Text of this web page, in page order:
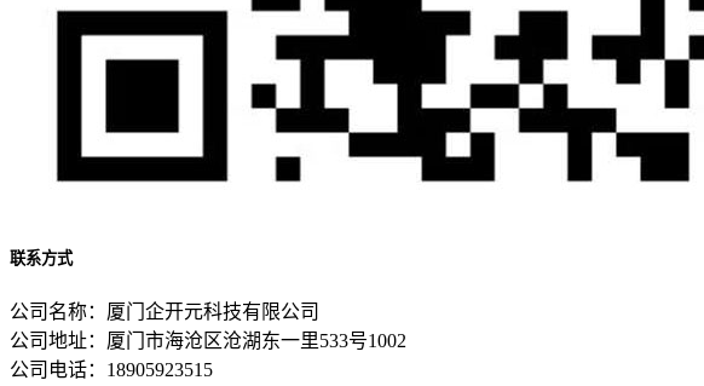
联系方式
公司名称：厦门企开元科技有限公司
公司地址：厦门市海沧区沧湖东一里533号1002
公司电话：18905923515